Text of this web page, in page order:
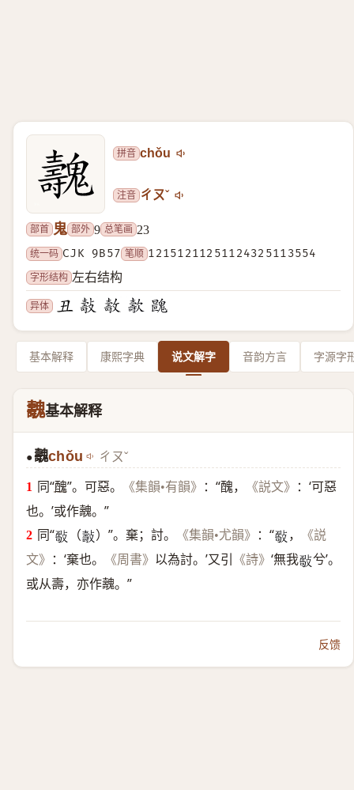
拼音 chǒu
注音 ㄔㄡˇ
部首 鬼 部外 9 总笔画 23
统一码 CJK 9B57 笔顺 12151211251124325113554
字形结构 左右结构
异体
基本解释 康熙字典 说文解字 音韵方言 字源字
魗基本解释
●魗chǒu ㄔㄡˇ
同“醜”。可惡。 《集韻•有韻》 ：“醜， 《説文》
：‘可惡
也。’或作魗。”
同“𢿟 （𣀓 ）”。棄；討。 《集韻•尤韻》 ：“𢿟 ，
《説
文》
：‘棄也。 《周書》 以為討。’又引 《詩》 ‘無我𢿟 兮’。
或从壽，亦作魗。”
反馈